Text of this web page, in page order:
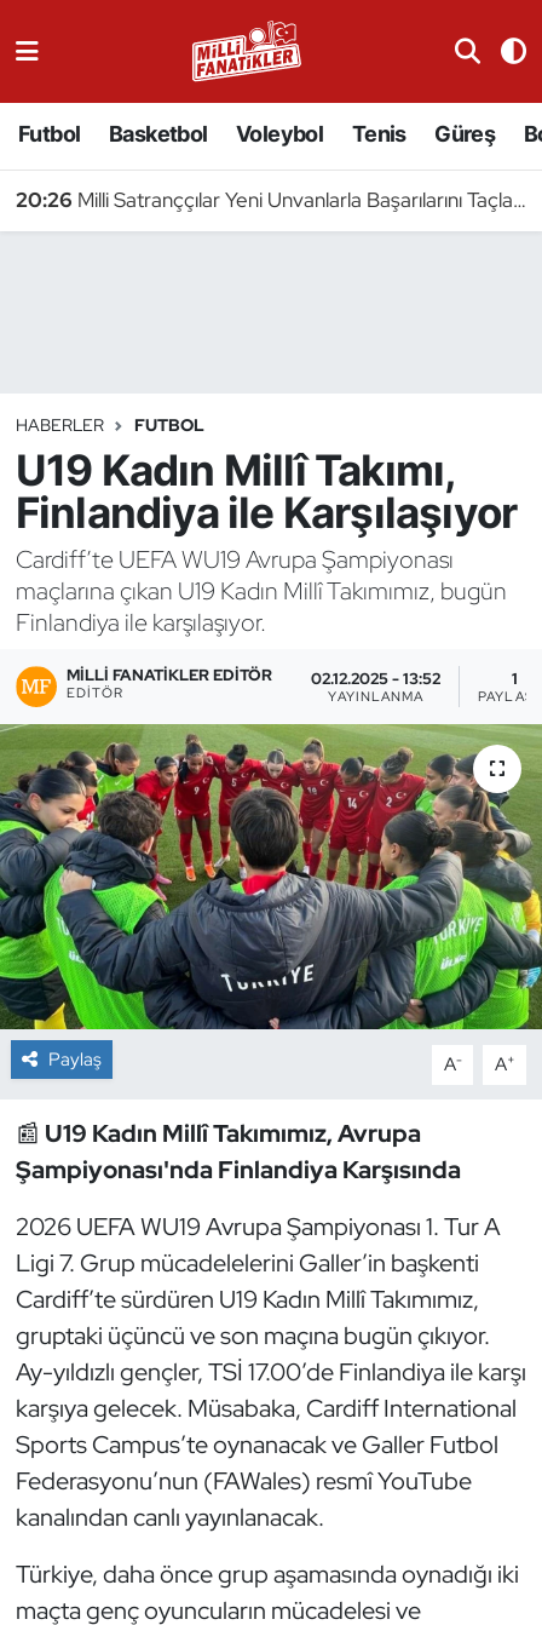
Futbol Basketbol Voleybol Tenis Güreş
20:26 Milli Satranççılar Yeni Unvanlarla Başarılarını Taçlandırdı
HABERLER FUTBOL
U19 Kadın Millî Takımı,
Finlandiya ile Karşılaşıyor
Cardiff’te UEFA WU19 Avrupa Şampiyonası
maçlarına çıkan U19 Kadın Millî Takımımız, bugün
Finlandiya ile karşılaşıyor.
MILLI FANATIKLER EDITÖR
EDITÖR
02.12.2025 - 13:52
YAYINLANMA
1
Paylaş A- A+
📰 U19 Kadın Millî Takımımız, Avrupa
Şampiyonası'nda Finlandiya Karşısında
2026 UEFA WU19 Avrupa Şampiyonası 1. Tur A
Ligi 7. Grup mücadelelerini Galler’in başkenti
Cardiff’te sürdüren U19 Kadın Millî Takımımız,
gruptaki üçüncü ve son maçına bugün çıkıyor.
Ay-yıldızlı gençler, TSİ 17.00’de Finlandiya ile karşı
karşıya gelecek. Müsabaka, Cardiff International
Sports Campus’te oynanacak ve Galler Futbol
Federasyonu’nun (FAWales) resmî YouTube
kanalından canlı yayınlanacak.
Türkiye, daha önce grup aşamasında oynadığı iki
maçta genç oyuncuların mücadelesi ve
Badminton
Binicilik
Bisiklet
Bocce Bowling Dart
Buz Hokeyi
Buz Pateni
Çim Hokeyi
Cimnastik
Curling
Dağcılık
Dans Sporları
E-Spor
Eskrim
Futbol
Futsal
Genel
Golf